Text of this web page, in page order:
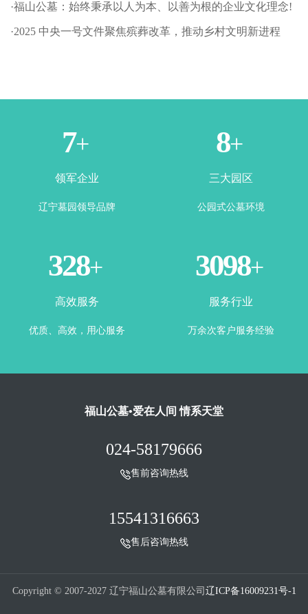
·福山公墓：始终秉承以人为本、以善为根的企业文化理念!
·2025 中央一号文件聚焦殡葬改革，推动乡村文明新进程
1+
领军企业
辽宁墓园领导品牌
3+
三大园区
公园式公墓环境
365+
高效服务
优质、高效，用心服务
3500+
服务行业
万余次客户服务经验
福山公墓•爱在人间 情系天堂
024-58179666
售前咨询热线
15541316663
售后咨询热线
Copyright © 2007-2027 辽宁福山公墓有限公司 辽ICP备16009231号-1